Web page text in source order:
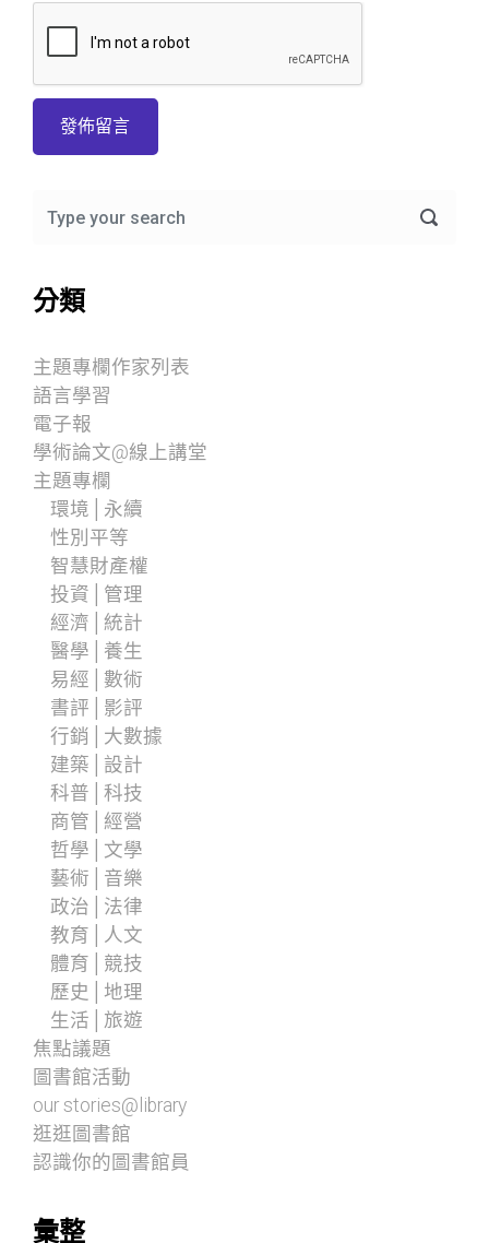
分類
主題專欄作家列表
語言學習
電子報
學術論文@線上講堂
主題專欄
環境│永續
性別平等
智慧財產權
投資│管理
經濟│統計
醫學│養生
易經│數術
書評│影評
行銷│大數據
建築│設計
科普│科技
商管│經營
哲學│文學
藝術│音樂
政治│法律
教育│人文
體育│競技
歷史│地理
生活│旅遊
焦點議題
圖書館活動
our stories@library
逛逛圖書館
認識你的圖書館員
彙整